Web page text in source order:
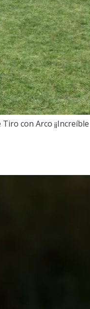
con Arco ¡¡Increíble